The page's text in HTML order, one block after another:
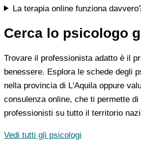
La terapia online funziona
Cerca lo psicologo
Trovare il professionista adatto è il
benessere. Esplora le schede degli
nella provincia di L'Aquila oppure
consulenza online, che ti permette
professionisti su tutto il territorio
Vedi tutti gli psicologi